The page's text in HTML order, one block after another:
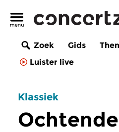
Zoek Gids
Luister live
Klassiek